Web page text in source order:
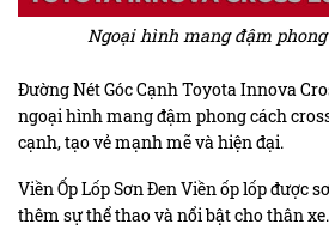
Ngoại hình mang đậm phong
Đường Nét Góc Cạnh Toyota Innova
ngoại hình mang đậm phong cách
cạnh, tạo vẻ mạnh mẽ và hiện đại.
Viền Ốp Lốp Sơn Đen Viền ốp lốp được
thêm sự thể thao và nổi bật cho thân xe.